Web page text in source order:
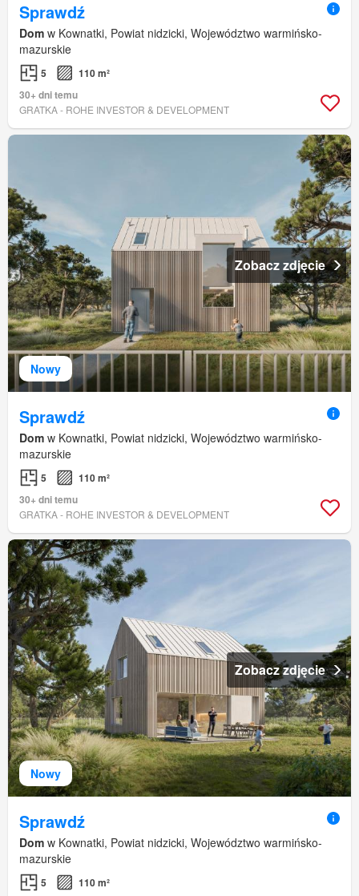
Sprawdź
Dom w Kownatki, Powiat nidzicki, Województwo warmińsko-
mazurskie
5
110 m²
30+ dni temu
GRATKA - ROHE INVESTOR & DEVELOPMENT
Nowy
Zobacz zdjęcie
Sprawdź
Dom w Kownatki, Powiat nidzicki, Województwo warmińsko-
mazurskie
5
110 m²
30+ dni temu
GRATKA - ROHE INVESTOR & DEVELOPMENT
Nowy
Zobacz zdjęcie
Sprawdź
Dom w Kownatki, Powiat nidzicki, Województwo warmińsko-
mazurskie
5
110 m²